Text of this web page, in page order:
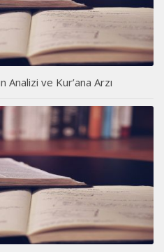
Analizi ve Kur’ana Arzı